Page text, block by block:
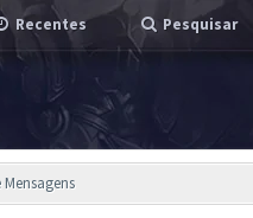
Recentes Pesquisar
Mensagens